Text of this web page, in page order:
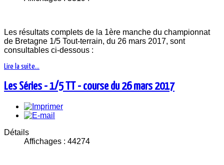
Les résultats complets de la 1ère manche du championnat
de Bretagne 1/5 Tout-terrain, du 26 mars 2017, sont
consultables ci-dessous :
Lire la suite...
Les Séries - 1/5 TT - course du 26 mars 2017
Détails
Affichages : 44274